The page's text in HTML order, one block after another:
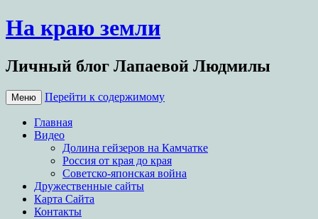
На краю земли
Личный блог Лапаевой Людмилы
Меню Перейти к содержимому
Главная
Видео
Долина гейзеров на Камчатке
Россия от края до края
Советско-японская война
Дружественные сайты
Карта Сайта
Контакты